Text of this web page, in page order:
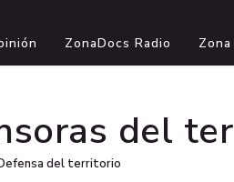
ZonaDocs Radio
del
del territorio